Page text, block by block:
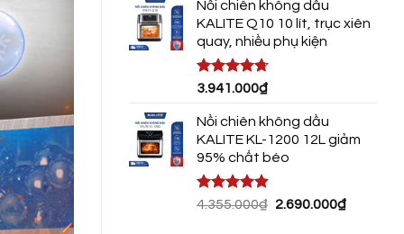
Nồi chiên không dầu
KALITE Q10 10 lít, trục xiên
quay, nhiều phụ kiện
Được xếp
5 sao
3.941.000₫
Nồi chiên không dầu
KALITE KL-1200 12L giảm
95% chất béo
Được xếp
4.355.000₫ Giá
2.690.000₫Giá